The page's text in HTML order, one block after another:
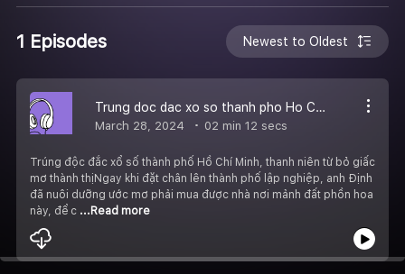
1 Episodes Newest to Oldest
Trung doc dac xo so thanh pho Ho Chi Minh thanh nien tu bo giac mo thanh thi
March 28, 2024 02 min 12 secs
Trúng độc đắc xổ số thành phố Hồ Chí Minh, thanh niên từ bỏ giấc
mơ thành thịNgay khi đặt chân lên thành phố lập nghiệp, anh Định
đã nuôi dưỡng ước mơ phải mua được nhà nơi mảnh đất phồn hoa
này, để c ...Read more